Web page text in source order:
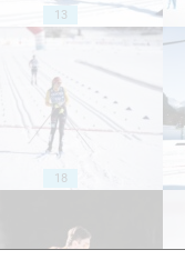
13
18